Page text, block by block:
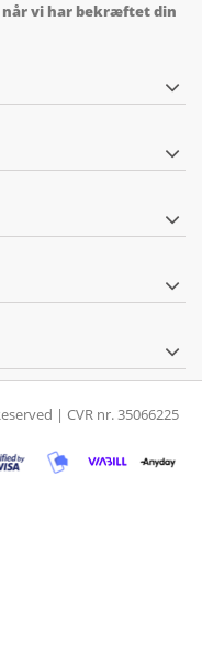
når vi har bekræftet din
| CVR nr. 35066225